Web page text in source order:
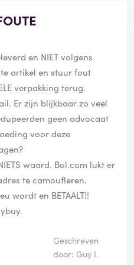
en NIET volgens
artikel en stuur fout
verpakking terug.
Er zijn blijkbaar zo veel
geen advocaat
voor deze
waard. Bol.com lukt er
te camoufleren.
wordt en BETAALT!!
Geschreven
door: Guy I.